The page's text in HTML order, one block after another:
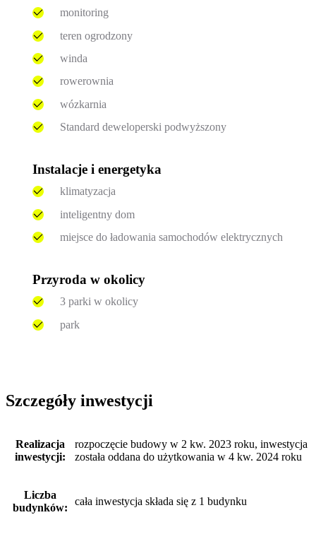
monitoring
teren ogrodzony
winda
rowerownia
wózkarnia
Standard deweloperski podwyższony
Instalacje i energetyka
klimatyzacja
inteligentny dom
miejsce do ładowania samochodów elektrycznych
Przyroda w okolicy
3 parki w okolicy
park
Szczegóły inwestycji
Realizacja
inwestycji:
rozpoczęcie budowy w 2 kw. 2023 roku, inwestycja
została oddana do użytkowania w 4 kw. 2024 roku
Liczba
budynków:
cała inwestycja składa się z 1 budynku